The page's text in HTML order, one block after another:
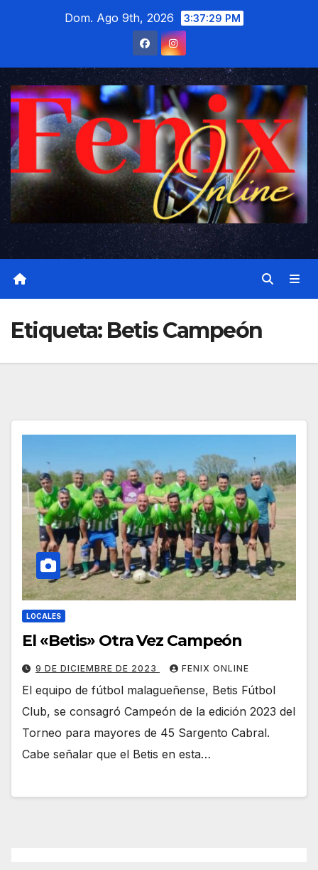
Dom. Ago 9th, 2026 3:37:29 PM
Etiqueta: Betis Campeón
LOCALES
El «Betis» Otra Vez Campeón
9 DE DICIEMBRE DE 2023 FENIX ONLINE
El equipo de fútbol malagueñense, Betis Fútbol
Club, se consagró Campeón de la edición 2023 del
Torneo para mayores de 45 Sargento Cabral.
Cabe señalar que el Betis en esta…